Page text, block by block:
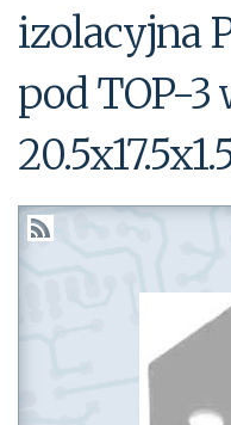
izolacyjna
pod TOP-